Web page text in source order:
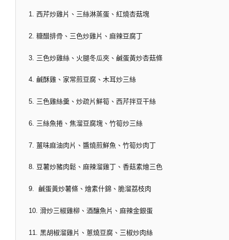
1. 西芹炒雞片、三絲淋蒸蛋、紅燒杏菇塊
2. 糖醋排骨、三色炒雞片、麻辣豆腐丁
3. 三色炒雞絲、火腿冬瓜夾、鹹蛋黃炒杏菇條
4. 鹹酥雞、家常煎豆腐、木耳炒三絲
5. 三色雞絲羹、炒疏片鮮筍、西芹拌豆干絲
6. 三絲魚捲、焦溜豆腐塊、竹筍炒三絲
7. 薑味麻油肉片、醬燒煎鮮魚、竹筍炒肉丁
8. 豆薯炒豬肉鬆、麻辣溜雞丁、香菇素燴三色
9. 鹹蛋黃炒薯條、燴素什錦、脆溜荔枝肉
10. 滑炒三椒雞柳、酒釀魚片、麻辣金銀蛋
11. 黑胡椒溜雞片、蔥燒豆腐、三椒炒肉絲